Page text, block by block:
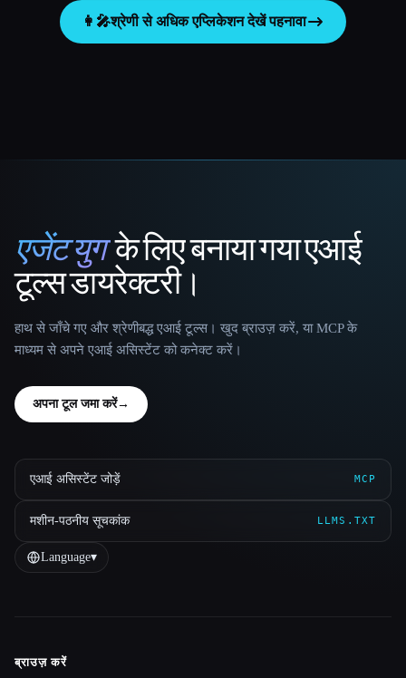
👩‍🎤श्रेणी से अधिक एप्लिकेशन देखेंपहनावा
That AI Collection
एजेंट युगके लिए बनाया गया एआई
टूल्स डायरेक्टरी।
हाथ से जाँचे गए और श्रेणीबद्ध एआई टूल्स। खुद ब्राउज़ करें, या MCP के
माध्यम से अपने एआई असिस्टेंट को कनेक्ट करें।
अपना टूल जमा करें→
एआई असिस्टेंट जोड़ें MCP
मशीन-पठनीय सूचकांक LLMS.TXT
Language▾
ब्राउज़ करें